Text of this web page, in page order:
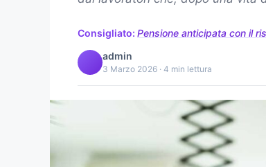
Consigliato: Pensione anticipata con il
admin
3 Marzo 2026 · 4 min lettura